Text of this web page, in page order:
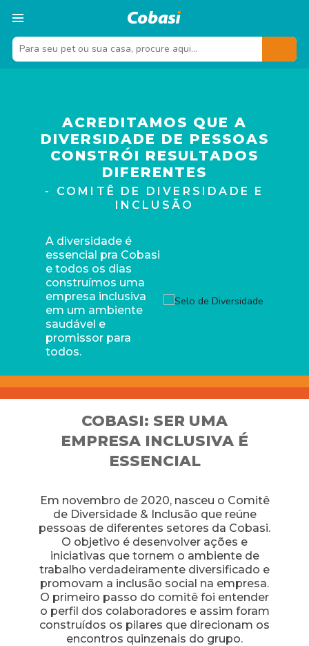
ACREDITAMOS QUE A
DIVERSIDADE DE PESSOAS
CONSTRÓI RESULTADOS
DIFERENTES
- COMITÊ DE DIVERSIDADE E
INCLUSÃO
A diversidade é
essencial pra Cobasi
e todos os dias
construímos uma
empresa inclusiva
em um ambiente
saudável e
promissor para
todos.
COBASI: SER UMA
EMPRESA INCLUSIVA É
ESSENCIAL
Em novembro de 2020, nasceu o Comitê
de Diversidade & Inclusão que reúne
pessoas de diferentes setores da Cobasi.
O objetivo é desenvolver ações e
iniciativas que tornem o ambiente de
trabalho verdadeiramente diversificado e
promovam a inclusão social na empresa.
O primeiro passo do comitê foi entender
o perfil dos colaboradores e assim foram
construídos os pilares que direcionam os
encontros quinzenais do grupo.